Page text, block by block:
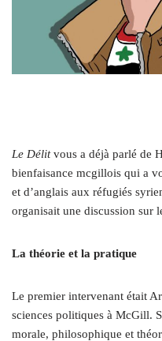
Le Délitvous a déjà parlé de
bienfaisance mcgillois qui a
et d’anglais aux réfugiés
organisait une discussion sur
La théorie et la pratique
Le premier intervenant était
sciences politiques à McGill.
morale, philosophique et